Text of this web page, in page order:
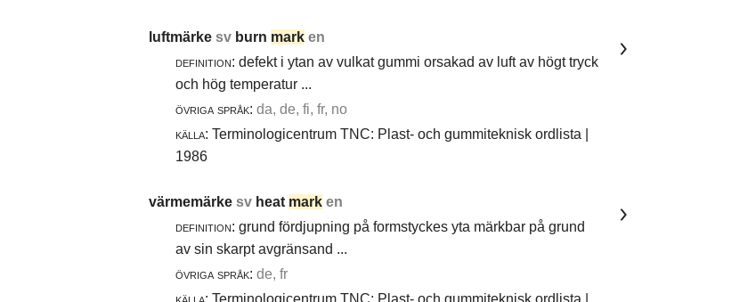
luftmärke sv burn mark en
definition: defekt i ytan av vulkat gummi orsakad av luft av högt tryck
och hög temperatur ...
övriga språk: da, de, fi, fr, no
källa: Terminologicentrum TNC: Plast- och gummiteknisk ordlista |
1986
värmemärke sv heat mark en
definition: grund fördjupning på formstyckes yta märkbar på grund
av sin skarpt avgränsand ...
övriga språk: de, fr
källa: Terminologicentrum TNC: Plast- och gummiteknisk ordlista |